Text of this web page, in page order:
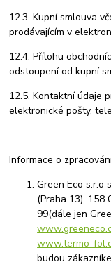
12.3. Kupní smlouva
prodávajícím v
12.4. Přílohu
odstoupení od kupní
12.5. Kontaktní údaje
elektronické pošty,
Informace o
Green Eco s.r.o
(Praha 13), 158
99(dále jen
www.termo-
budou